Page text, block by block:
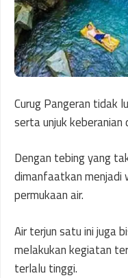
Curug Pangeran tidak
serta unjuk
Dengan tebing yang
dimanfaatkan menjadi
permukaan air.
Air terjun satu ini juga
melakukan kegiatan
terlalu tinggi.